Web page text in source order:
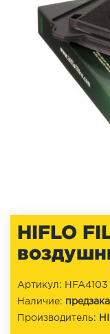
HIFLO
Артикул: HFA4103
Наличие:
Производитель: